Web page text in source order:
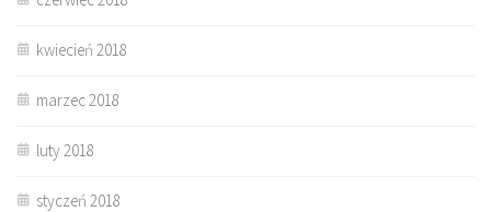
kwiecień 2018
marzec 2018
luty 2018
styczeń 2018